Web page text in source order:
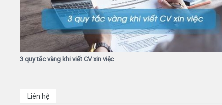
3 quy tắc vàng khi viết CV xin việc
Liên hệ